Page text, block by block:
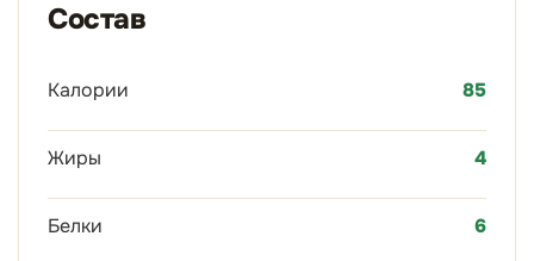
Состав
Калории 85
Жиры 4
Белки 6